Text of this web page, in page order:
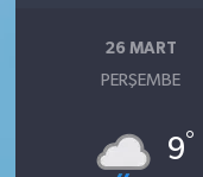
26 MART
PERŞEMBE
9°